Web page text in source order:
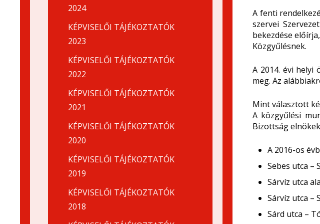
A fenti
szervei
bekezdése
Közgyűlésnek.
A 2014. évi helyi
meg. Az
Mint választott
A közgyűlési
Bizottság
A 2016-os
Sebes utca –
Sárvíz utca
Sárvíz utca –
Sárd utca –
2024
KÉPVISELŐI TÁJÉKOZTATÓK
2023
KÉPVISELŐI TÁJÉKOZTATÓK
2022
KÉPVISELŐI TÁJÉKOZTATÓK
2021
KÉPVISELŐI TÁJÉKOZTATÓK
2020
KÉPVISELŐI TÁJÉKOZTATÓK
2019
KÉPVISELŐI TÁJÉKOZTATÓK
2018